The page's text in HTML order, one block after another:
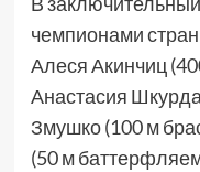
чемпионами
Алеся Акинчиц
Анастасия
Змушко (100 м
(50 м